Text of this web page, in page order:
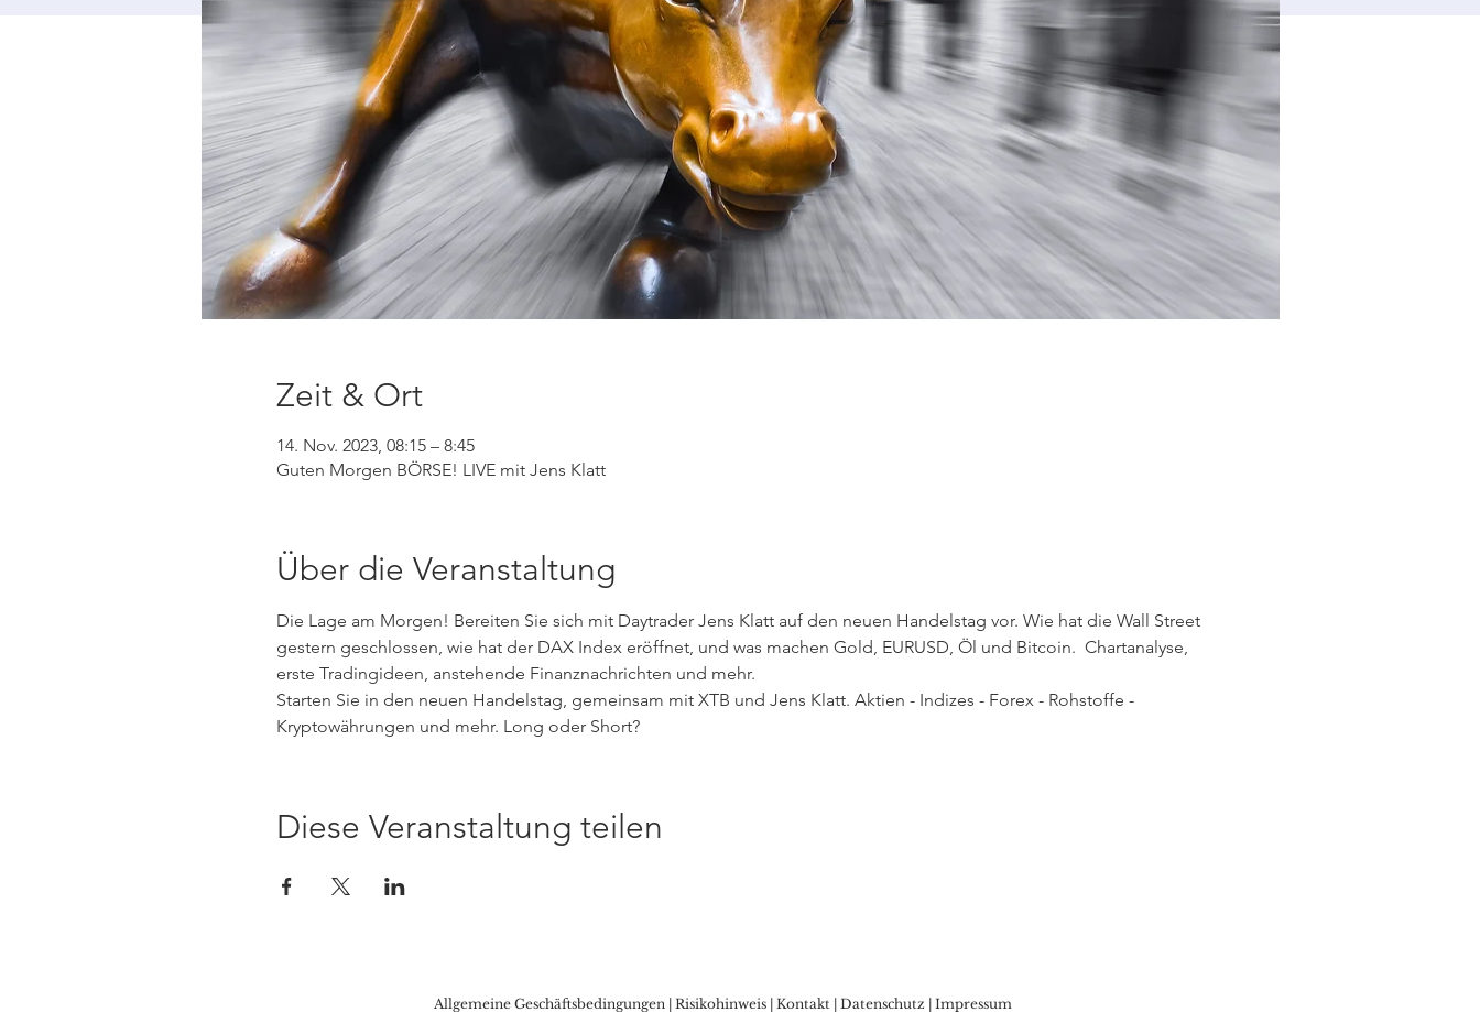
Zeit & Ort
14. Nov. 2023, 08:15 – 8:45
Guten Morgen BÖRSE! LIVE mit Jens Klatt
Über die Veranstaltung
Die Lage am Morgen! Bereiten Sie sich mit Daytrader Jens Klatt auf den neuen Handelstag vor. Wie hat die Wall Street
gestern geschlossen, wie hat der DAX Index eröffnet, und was machen Gold, EURUSD, Öl und Bitcoin.  Chartanalyse,
erste Tradingideen, anstehende Finanznachrichten und mehr.
Starten Sie in den neuen Handelstag, gemeinsam mit XTB und Jens Klatt. Aktien - Indizes - Forex - Rohstoffe -
Kryptowährungen und mehr. Long oder Short?
Diese Veranstaltung teilen
Allgemeine Geschäftsbedingungen | Risikohinweis | Kontakt | Datenschutz | Impressum